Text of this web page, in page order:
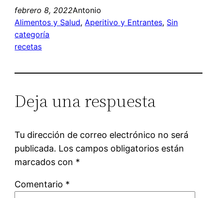
febrero 8, 2022Antonio
Alimentos y Salud, Aperitivo y Entrantes, Sin
categoría
recetas
Deja una respuesta
Tu dirección de correo electrónico no será
publicada. Los campos obligatorios están
marcados con *
Comentario *